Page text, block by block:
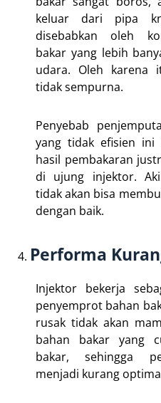
keluar dari pipa
disebabkan oleh
bakar yang lebih
udara. Oleh karena
tidak sempurna.
Penyebab
yang tidak efisien ini
hasil pembakaran
di ujung injektor.
tidak akan bisa
dengan baik.
Performa
Injektor bekerja
penyemprot bahan
rusak tidak akan
bahan bakar yang
bakar, sehingga
menjadi kurang